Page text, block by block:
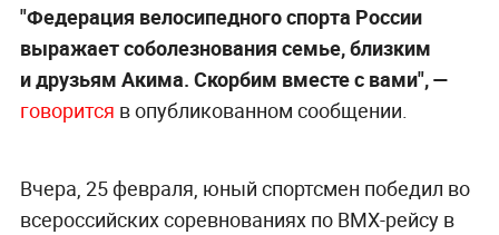
"Федерация велосипедного спорта России
выражает соболезнования семье, близким
и друзьям Акима. Скорбим вместе с вами",—
говорится в опубликованном сообщении.
Вчера, 25 февраля, юный спортсмен победил во
всероссийских соревнованиях по BMX-рейсу в